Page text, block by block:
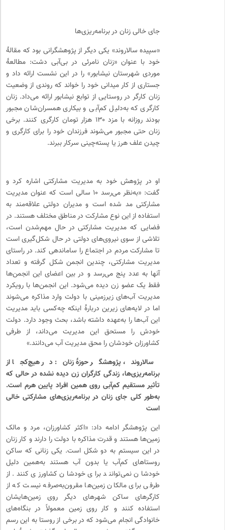
جای خالی زنان در برنامه‌ریزی‌ها
«سپیده سالاروند» یکی دیگر از پژوهشگرانی بود که مقالهٔ
خود با عنوان «زنان نامرئی در بی‌آبی دشت: مطالعهٔ
موردی شهرستان نیشابور» را در این نشست ارائه داد و
جستاری از کار میدانی خود را ‌خواند که روندی از وضعیت
زنان کارگر در روستایی از توابع نیشابور ارائه می‌داد. زنان
کارگری که به‌دلیل کم‌آبی و بیکاری همسران‌شان مجبور
بودند روزانه با مزد ۱۳۰ هزار تومان کارگری کنند. برخی
زنان حتی مجبور می‌شوند فرزندان خود را برای کارگری و
چیدن علف هرز یا پسته‌چینی سرکار ببرند.
او در پژوهش خود به مدیریت مشارکتی اشاره کرد و
گفت: «به‌نظر می‌رسد ۱۰ سالی است که عنوان مدیریت
مشارکتی مد شده است و مدیران دولتی علاقه‌مند به
استفاده از این نوع مشارکت در مناطق مختلف هستند. در
فضایی که مدیریت مشارکتی در حال مهم‌شدن است،
تلاشی از سوی نیروی‌های دولتی در حال شکل‌گیری است
تا مشارکت مردم در اجتماع را ساماندهی کند. در راستای
مدیریت مشارکتی، چندین انجمن شکل گرفته و تعداد
آنها به عدد پنج می‌رسد و در بین اعضای این انجمن‌ها
فقط یک عضو زن دیده می‌شود. این انجمن‌ها با رویکرد
مدیریت آب‌های زیرزمینی با دولت وارد مذاکره می‌شوند
اما در لایه‌های زیرین دربارهٔ اینکه چه‌کسی باید مدیریت
این آب‌ها را به‌عهده داشته باشد، بحث وجود دارد. دولت
خودش را مستحق این مدیریت می‌داند، از طرفی
کشاورزان خودشان را محق مدیریت آب می‌دانند.»
سالاروند، پژوهشگر حوزهٔ زنان: در هیچ‌کجا از
برنامه‌ریزی‌ها، زندگی کارگران زن دیده نشده در حالی که
تأثیر مستقیم کم‌آبی روی همین افراد پایین هرم است.
به‌طور کلی جای زنان در برنامه‌ریزی‌های مشارکتی خالی
است
این پژوهشگر ادامه داد: «اکثر کشاورزان، مرد و مالک
زمین‌ها هستند و قدرت مذاکره با دولت را دارند و کار زنان
در این سیستم به دو شکل است. یکی زنانی که ساکن
روستاهای کم‌آب یا بدون آب هستند به‌همین دلیل
خودشان نمی‌توانند برای خودشان کشاورزی کنند. از
طرفی برای مالکان زمین‌ها مقرون‌به‌صرفه نیست که از
کارگرهای ساکن شهرهای دیگر روی زمین‌هایشان
استفاده کنند و کار روی زمین معمولاً در بنگاه‌های
خانوادگی انجام می‌شود که در برخی از روستا به این رسم